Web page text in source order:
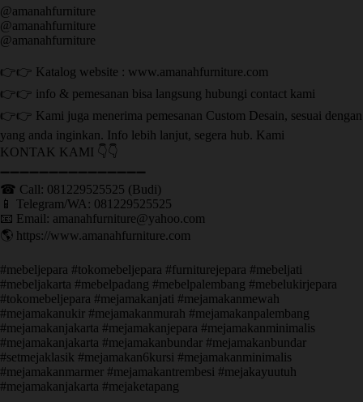
@amanahfurniture
@amanahfurniture
@amanahfurniture
👉👉 Katalog website : www.amanahfurniture.com
👉👉 info & pemesanan bisa langsung hubungi contact kami
👉👉 Kami juga menerima pemesanan Custom Desain, sesuai dengan
yang anda inginkan. Info lebih lanjut, segera hub. Kami
KONTAK KAMI 👇👇
➖➖➖➖➖➖➖➖➖➖➖➖➖➖➖ ㅤ
☎ Call: 081229525525 (Budi)
📱 Telegram/WA: 081229525525
📧 Email: amanahfurniture@yahoo.com
🌎 https://www.amanahfurniture.com
#mebeljepara #tokomebeljepara #furniturejepara #mebeljati
#mebeljakarta #mebelpadang #mebelpalembang #mebelukirjepara
#tokomebeljepara #mejamakanjati #mejamakanmewah
#mejamakanukir #mejamakanmurah #mejamakanpalembang
#mejamakanjakarta #mejamakanjepara #mejamakanminimalis
#mejamakanjakarta #mejamakanbundar #mejamakanbundar
#setmejaklasik #mejamakan6kursi #mejamakanminimalis
#mejamakanmarmer #mejamakantrembesi #mejakayuutuh
#mejamakanjakarta #mejaketapang